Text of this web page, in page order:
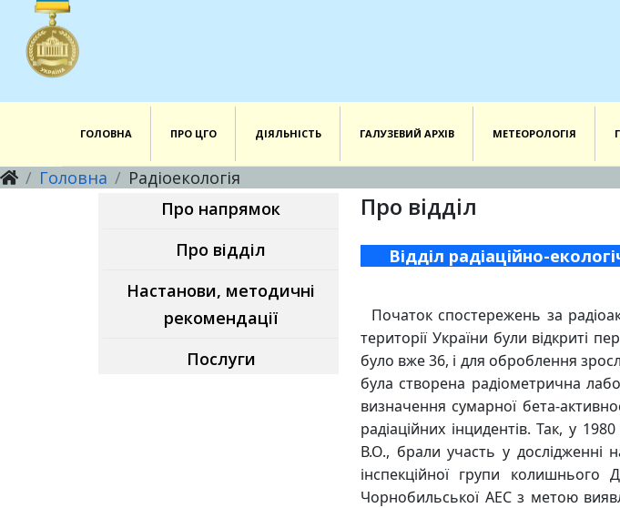
ГОЛОВНА ПРО ЦГО ДІЯЛЬНІСТЬ ГАЛУЗЕВИЙ АРХІВ МЕТЕОРОЛОГІЯ
Головна
Радіоекологія
Про напрямок
Про відділ
Настанови, методичні
рекомендації
Послуги
Про відділ
Відділ радіаційно-
Початок спостережень за
території України були відкриті
було вже 36, і для оброблення
була створена радіометрична
визначення сумарної бета-
радіаційних інцидентів. Так, у
В.О., брали участь у дослідженні
інспекційної групи колишнього
Чорнобильської АЕС з метою